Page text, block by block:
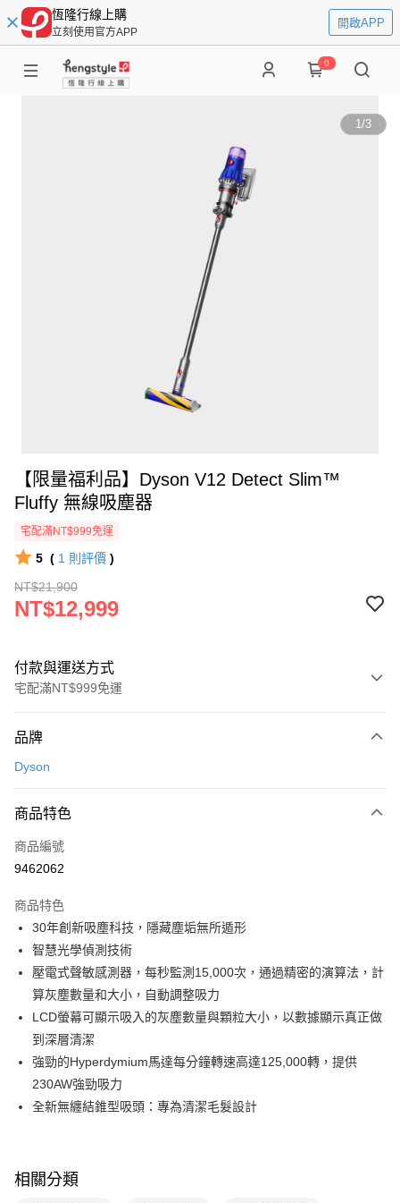
恆隆行線上購
立刻使用官方APP
開啟APP
0
1/3
【限量福利品】Dyson V12 Detect Slim™
Fluffy 無線吸塵器
宅配滿NT$999免運
5 ( 1 則評價 )
NT$21,900
NT$12,999
付款與運送方式
宅配滿NT$999免運
信用卡一次付款
3 期 0 利率 每期
合作金庫商業銀行
上海商業儲蓄銀行
臺灣中小企業銀行
匯豐（台灣）商業銀行
華泰商業銀行
聯邦商業銀行
元大商業銀行
永豐商業銀行
玉山商業銀行
星展（台灣）商業銀行
台灣樂天信用卡公司
合作金庫商業銀行
上海商業儲蓄銀行
國泰世華商業銀行
兆豐國際商業銀行
匯豐（台灣）商業銀行
聯邦商業銀行
遠東國際商業銀行
元大商業銀行
永豐商業銀行
玉山商業銀行
星展（台灣）商業銀行
台新國際商業銀行
即享券
LINE Pay
Apple Pay
街口支付
Google Pay
ATM付款
運送方式
宅配
品牌
Dyson
商品特色
商品編號
9462062
商品特色
30年創新吸塵科技，隱藏塵垢無所遁形
智慧光學偵測技術
壓電式聲敏感測器，每秒監測15,000次，通過精密的演算法，計
算灰塵數量和大小，自動調整吸力
LCD螢幕可顯示吸入的灰塵數量與顆粒大小，以數據顯示真正做
到深層清潔
強勁的Hyperdymium馬達每分鐘轉速高達125,000轉，提供
230AW強勁吸力
全新無纏結錐型吸頭：專為清潔毛髮設計
相關分類